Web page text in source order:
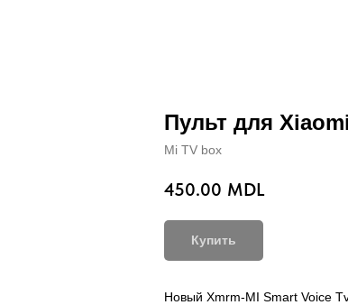
Пульт для
Mi TV box
450.00 MDL
Купить
Новый Xmrm-MI Smart Voice